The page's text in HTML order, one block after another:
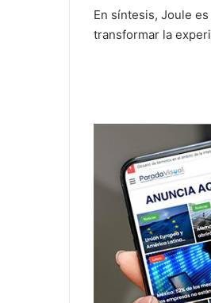
En síntesis, Joule
transformar la